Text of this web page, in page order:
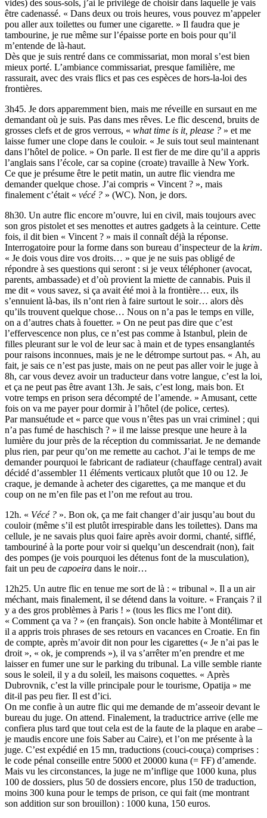
vides) des sous-sols, j’ai le privilège de choisir dans laquelle je vais
être cadenassé. « Dans deux ou trois heures, vous pouvez m’appeler
pou aller aux toilettes ou fumer une cigarette. » Il faudra que je
tambourine, je rue même sur l’épaisse porte en bois pour qu’il
m’entende de là-haut.
Dès que je suis rentré dans ce commissariat, mon moral s’est bien
mieux porté. L’ambiance commissariat, presque familière, me
rassurait, avec des vrais flics et pas ces espèces de hors-la-loi des
frontières.
3h45. Je dors apparemment bien, mais me réveille en sursaut en me
demandant où je suis. Pas dans mes rêves. Le flic descend, bruits de
grosses clefs et de gros verrous, « what time is it, please ? » et me
laisse fumer une clope dans le couloir. « Je suis tout seul maintenant
dans l’hôtel de police. » On parle. Il est fier de me dire qu’il a appris
l’anglais sans l’école, car sa copine (croate) travaille à New York.
Ce que je présume être le petit matin, un autre flic viendra me
demander quelque chose. J’ai compris « Vincent ? », mais
finalement c’était « vécé ? » (WC). Non, je dors.
8h30. Un autre flic encore m’ouvre, lui en civil, mais toujours avec
son gros pistolet et ses menottes et autres gadgets à la ceinture. Cette
fois, il dit bien « Vincent ? » mais il connaît déjà la réponse.
Interrogatoire pour la forme dans son bureau d’inspecteur de la krim.
« Je dois vous dire vos droits… » que je ne suis pas obligé de
répondre à ses questions qui seront : si je veux téléphoner (avocat,
parents, ambassade) et d’où provient la miette de cannabis. Puis il
me dit « vous savez, si ça avait été moi à la frontière… eux, ils
s’ennuient là-bas, ils n’ont rien à faire surtout le soir… alors dès
qu’ils trouvent quelque chose… Nous on n’a pas le temps en ville,
on a d’autres chats à fouetter. » On ne peut pas dire que c’est
l’effervescence non plus, ce n’est pas comme à Istanbul, plein de
filles pleurant sur le vol de leur sac à main et de types ensanglantés
pour raisons inconnues, mais je ne le détrompe surtout pas. « Ah, au
fait, je sais ce n’est pas juste, mais on ne peut pas aller voir le juge à
8h, car vous devez avoir un traducteur dans votre langue, c’est la loi,
et ça ne peut pas être avant 13h. Je sais, c’est long, mais bon. Et
votre temps en prison sera décompté de l’amende. » Amusant, cette
fois on va me payer pour dormir à l’hôtel (de police, certes).
Par mansuétude et « parce que vous n’êtes pas un vrai criminel ; qui
n’a pas fumé de haschisch ? » il me laisse presque une heure à la
lumière du jour près de la réception du commissariat. Je ne demande
plus rien, par peur qu’on me remette au cachot. J’ai le temps de me
demander pourquoi le fabricant de radiateur (chauffage central) avait
décidé d’assembler 11 éléments verticaux plutôt que 10 ou 12. Je
craque, je demande à acheter des cigarettes, ça me manque et du
coup on ne m’en file pas et l’on me refout au trou.
12h. « Vécé ? ». Bon ok, ça me fait changer d’air jusqu’au bout du
couloir (même s’il est plutôt irrespirable dans les toilettes). Dans ma
cellule, je ne savais plus quoi faire après avoir dormi, chanté, sifflé,
tambouriné à la porte pour voir si quelqu’un descendrait (non), fait
des pompes (je vois pourquoi les détenus font de la musculation),
fait un peu de capoeira dans le noir…
12h25. Un autre flic en tenue me sort de là : « tribunal ». Il a un air
méchant, mais finalement, il se détend dans la voiture. « Français ? il
y a des gros problèmes à Paris ! » (tous les flics me l’ont dit).
« Comment ça va ? » (en français). Son oncle habite à Montélimar et
il a appris trois phrases de ses retours en vacances en Croatie. En fin
de compte, après m’avoir dit non pour les cigarettes (« Je n’ai pas le
droit », « ok, je comprends »), il va s’arrêter m’en prendre et me
laisser en fumer une sur le parking du tribunal. La ville semble riante
sous le soleil, il y a du soleil, les maisons coquettes. « Après
Dubrovnik, c’est la ville principale pour le tourisme, Opatija » me
dit-il pas peu fier. Il est d’ici.
On me confie à un autre flic qui me demande de m’asseoir devant le
bureau du juge. On attend. Finalement, la traductrice arrive (elle me
confiera plus tard que tout cela est de la faute de la plaque en arabe –
je maudis encore une fois Saber au Caire), et l’on me présente à la
juge. C’est expédié en 15 mn, traductions (couci-couça) comprises :
le code pénal conseille entre 5000 et 20000 kuna (= FF) d’amende.
Mais vu les circonstances, la juge ne m’inflige que 1000 kuna, plus
100 de dossiers, plus 50 de dossiers encore, plus 150 de traduction,
moins 300 kuna pour le temps de prison, ce qui fait (me montrant
son addition sur son brouillon) : 1000 kuna, 150 euros.